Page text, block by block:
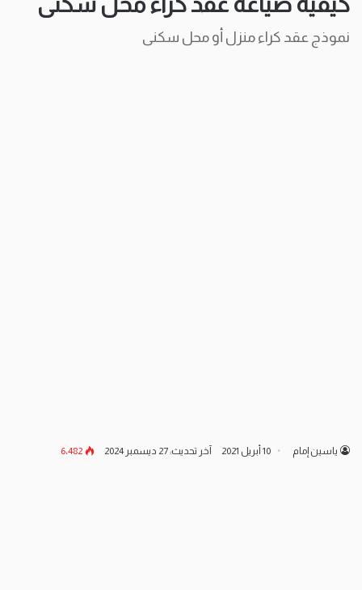
نموذج عقد كراء منزل أو محل سكنى
ياسين إمام 10 أبريل 2021 آخر تحديث: 27 ديسمبر 2024 6٬482